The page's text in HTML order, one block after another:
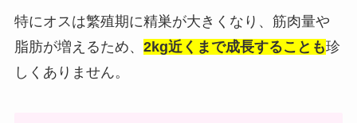
特にオスは繁殖期に精巣が大きくなり、筋肉量や
脂肪が増えるため、 2kg近くまで成長することも珍
しくありません。